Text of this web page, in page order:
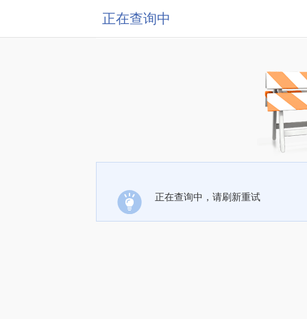
正在查询中
正在查询中，请刷新重试